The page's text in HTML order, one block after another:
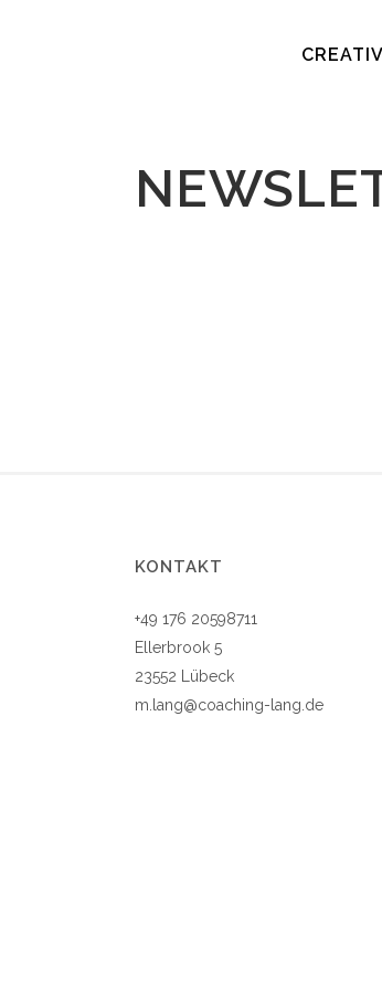
KONTAKT
+49 176 20598711
Ellerbrook 5
23552 Lübeck
m.lang@coaching-lang.de